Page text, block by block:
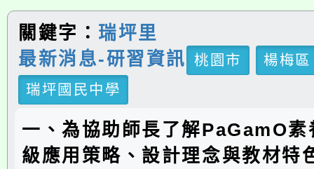
關鍵字： 瑞坪里
最新消息-研習資訊
桃園市
楊梅區
瑞坪國民中學
一、為協助師長了解PaGamO素
級應用策略、設計理念與教材特